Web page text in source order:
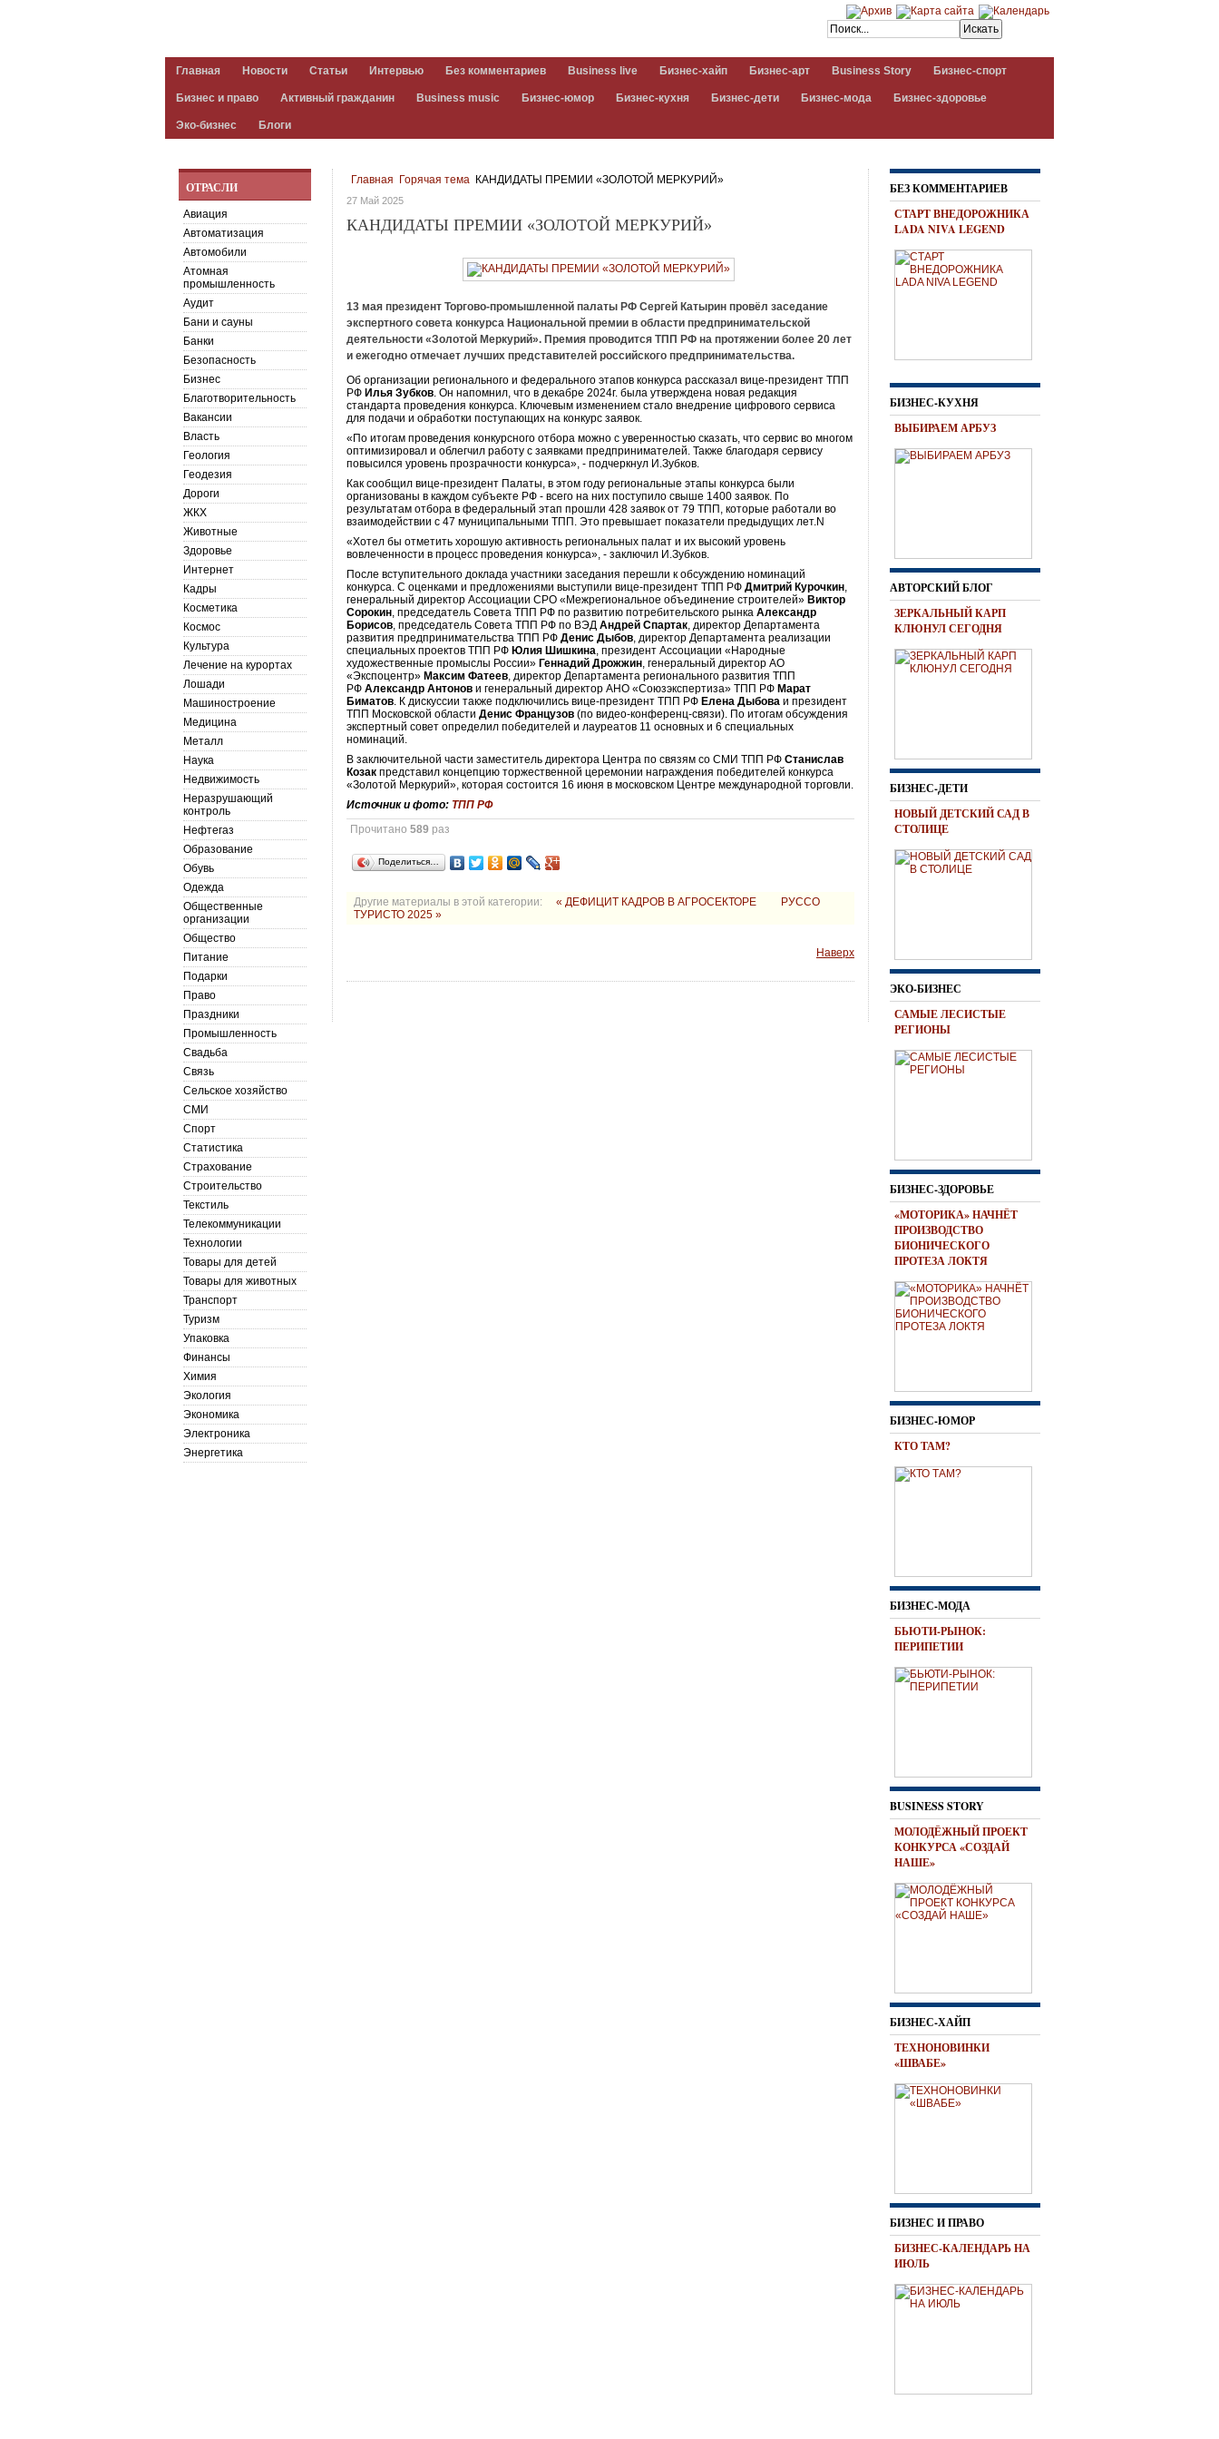
Главная Новости Статьи Интервью Без комментариев Business live Бизнес-хайп Бизнес-арт Business Story Бизнес-спорт
Бизнес и право Активный гражданин Business music Бизнес-юмор Бизнес-кухня Бизнес-дети Бизнес-мода Бизнес-здоровье
Эко-бизнес Блоги
Главная Горячая тема КАНДИДАТЫ ПРЕМИИ «ЗОЛОТОЙ МЕРКУРИЙ»
27 Май 2025
КАНДИДАТЫ ПРЕМИИ «ЗОЛОТОЙ МЕРКУРИЙ»
13 мая президент Торгово-промышленной палаты РФСергей Катырин провёл заседание
экспертного совета конкурса Национальной премии в области предпринимательской
деятельности «Золотой Меркурий». Премия проводится ТПП РФ на протяжении более 20 лет
и ежегодно отмечает лучших представителей российского предпринимательства.
Об организации регионального и федерального этапов конкурса рассказал вице-президент ТПП
РФ Илья Зубков. Он напомнил, что в декабре 2024г. была утверждена новая редакция
стандарта проведения конкурса. Ключевым изменением стало внедрение цифрового сервиса
для подачи и обработки поступающих на конкурс заявок.
«По итогам проведения конкурсного отбора можно с уверенностью сказать, что сервис во многом
оптимизировал и облегчил работу с заявками предпринимателей. Также благодаря сервису
повысился уровень прозрачности конкурса», - подчеркнул И.Зубков.
Как сообщил вице-президент Палаты, в этом году региональные этапы конкурса были
организованы в каждом субъекте РФ - всего на них поступило свыше 1400 заявок. По
результатам отбора в федеральный этап прошли 428 заявок от 79 ТПП, которые работали во
взаимодействии с 47 муниципальными ТПП. Это превышает показатели предыдущих лет.N
«Хотел бы отметить хорошую активность региональных палат и их высокий уровень
вовлеченности в процесс проведения конкурса», - заключил И.Зубков.
После вступительного доклада участники заседания перешли к обсуждению номинаций
конкурса. С оценками и предложениями выступили вице-президент ТПП РФДмитрий Курочкин,
генеральный директор Ассоциации СРО «Межрегиональное объединение строителей» Виктор
Сорокин, председатель Совета ТПП РФ по развитию потребительского рынкаАлександр
Борисов, председатель Совета ТПП РФ по ВЭДАндрей Спартак, директор Департамента
развития предпринимательства ТПП РФДенис Дыбов, директор Департамента реализации
специальных проектов ТПП РФ Юлия Шишкина, президент Ассоциации «Народные
художественные промыслы России» Геннадий Дрожжин, генеральный директор АО
«Экспоцентр» Максим Фатеев, директор Департамента регионального развития ТПП
РФАлександр Антонов и генеральный директор АНО «Союзэкспертиза» ТПП РФ Марат
Биматов. К дискуссии также подключились вице-президент ТПП РФ Елена Дыбова и президент
ТПП Московской областиДенис Французов (по видео-конференц-связи). По итогам обсуждения
экспертный совет определил победителей и лауреатов 11 основных и 6 специальных
номинаций.
В заключительной части заместитель директора Центра по связям со СМИ ТПП РФСтанислав
Козак представил концепцию торжественной церемонии награждения победителей конкурса
«Золотой Меркурий», которая состоится 16 июня в московском Центре международной торговли.
Источник и фото: ТПП РФ
Прочитано589 раз
Поделиться…
Другие материалы в этой категории: « ДЕФИЦИТ КАДРОВ В АГРОСЕКТОРЕ
РУССО
ТУРИСТО 2025 »
Наверх
ОТРАСЛИ
Авиация
Автоматизация
Автомобили
Атомная
промышленность
Аудит
Бани и сауны
Банки
Безопасность
Бизнес
Благотворительность
Вакансии
Власть
Геология
Геодезия
Дороги
ЖКХ
Животные
Здоровье
Интернет
Кадры
Косметика
Космос
Культура
Лечение на курортах
Лошади
Машиностроение
Медицина
Металл
Наука
Недвижимость
Неразрушающий
контроль
Нефтегаз
Образование
Обувь
Одежда
Общественные
организации
Общество
Питание
Подарки
Право
Праздники
Промышленность
Свадьба
Связь
Сельское хозяйство
СМИ
Спорт
Статистика
Страхование
Строительство
Текстиль
Телекоммуникации
Технологии
Товары для детей
Товары для животных
Транспорт
Туризм
Упаковка
Финансы
Химия
Экология
Экономика
Электроника
Энергетика
БЕЗ КОММЕНТАРИЕВ
СТАРТ ВНЕДОРОЖНИКА
LADA NIVA LEGEND
БИЗНЕС-КУХНЯ
ВЫБИРАЕМ АРБУЗ
АВТОРСКИЙ БЛОГ
ЗЕРКАЛЬНЫЙ КАРП
КЛЮНУЛ СЕГОДНЯ
БИЗНЕС-ДЕТИ
НОВЫЙ ДЕТСКИЙ САД В
СТОЛИЦЕ
ЭКО-БИЗНЕС
САМЫЕ ЛЕСИСТЫЕ
РЕГИОНЫ
БИЗНЕС-ЗДОРОВЬЕ
«МОТОРИКА» НАЧНЁТ
ПРОИЗВОДСТВО
БИОНИЧЕСКОГО
ПРОТЕЗА ЛОКТЯ
БИЗНЕС-ЮМОР
КТО ТАМ?
БИЗНЕС-МОДА
БЬЮТИ-РЫНОК:
ПЕРИПЕТИИ
BUSINESS STORY
МОЛОДЁЖНЫЙ ПРОЕКТ
КОНКУРСА «СОЗДАЙ
НАШЕ»
БИЗНЕС-ХАЙП
ТЕХНОНОВИНКИ
«ШВАБЕ»
БИЗНЕС И ПРАВО
БИЗНЕС-КАЛЕНДАРЬ НА
ИЮЛЬ